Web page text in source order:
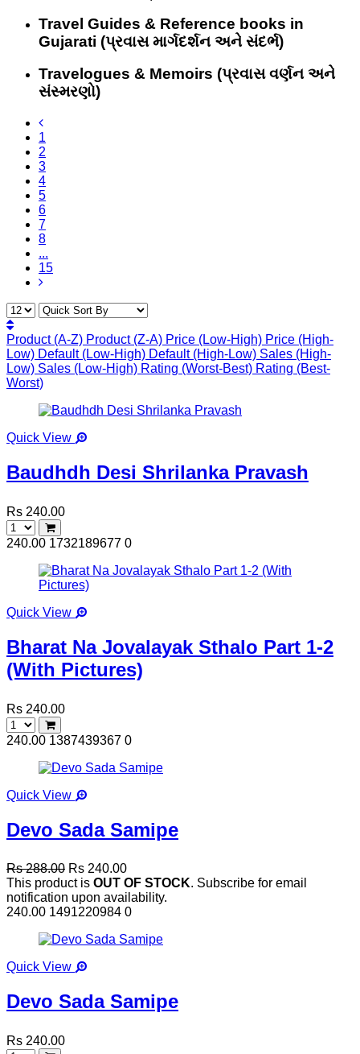
Travel Guides & Reference books in
Gujarati (પ્રવાસ માર્ગદર્શન અને સંદર્ભ)
Travelogues & Memoirs (પ્રવાસ વર્ણન અને
સંસ્મરણો)
1
2
3
4
5
6
7
8
...
15
Product (A-Z) Product (Z-A) Price (Low-High) Price (High-
Low) Default (Low-High) Default (High-Low) Sales (High-
Low) Sales (Low-High) Rating (Worst-Best) Rating (Best-
Worst)
Quick View
Baudhdh Desi Shrilanka Pravash
Rs 240.00
240.00 1732189677 0
Quick View
Bharat Na Jovalayak Sthalo Part 1-2
(With Pictures)
Rs 240.00
240.00 1387439367 0
Quick View
Devo Sada Samipe
Rs 288.00 Rs 240.00
This product is OUT OF STOCK. Subscribe for email
notification upon availability.
240.00 1491220984 0
Quick View
Devo Sada Samipe
Rs 240.00